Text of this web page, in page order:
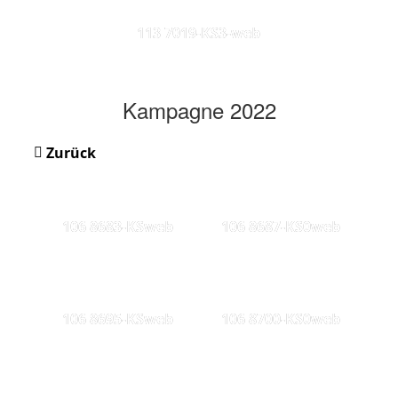
113 7019-KS3-web
Kampagne 2022
Zurück
106 8683-KSweb 106 8687-KS0web
106 8695-KSweb 106 8700-KS0web